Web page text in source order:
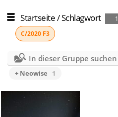
Startseite/Schlagwort
1
C/2020 F3
In dieser Gruppe suchen
+ Neowise 1